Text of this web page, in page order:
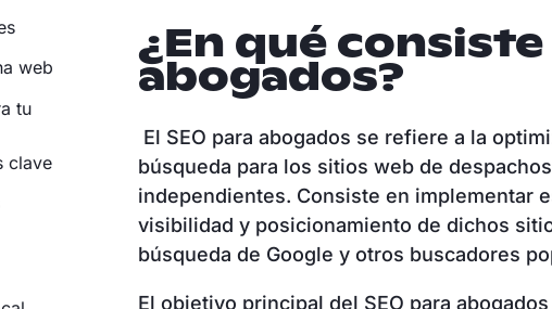
web
tu
clave
¿En qué consiste
abogados?
El SEO para abogados se refiere a la
búsqueda para los sitios web de
independientes. Consiste en implementar
visibilidad y posicionamiento de dichos
búsqueda de Google y otros buscadores
El objetivo principal del SEO para